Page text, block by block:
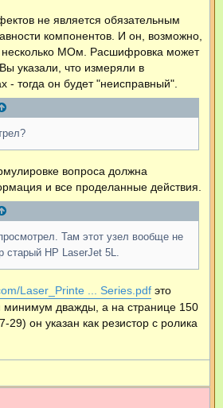
не является обязательным
компонентов. И он, возможно,
МОм. Расшифровка может
указали, что измеряли в
- тогда он будет "неисправный".
вопроса должна
и все проделанные действия.
Там этот узел вообще не
старый HP LaserJet 5L.
Laser_Printe ... Series.pdf это
минимум дважды, а на странице 150
он указан как резистор с ролика